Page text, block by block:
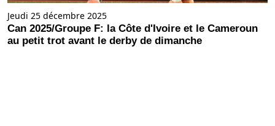
Jeudi 25 décembre 2025
Can 2025/Groupe F: la Côte d'Ivoire et le Cameroun
au petit trot avant le derby de dimanche